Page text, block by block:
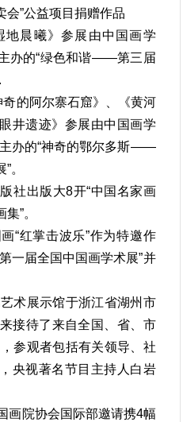
会”公益项目捐赠作品
地晨曦》参展由中国画学
办的“绿色和谐——第三届
的阿尔寨石窟》、《黄河
井遗迹》参展由中国画学
办的“神奇的鄂尔多斯——
。
社出版大8开“中国名家画
”。
“红掌击波乐”作为特邀作
一届全国中国画学术展”并
术展示馆于浙江省湖州市
接待了来自全国、省、市
参观者包括有关领导、社
央视著名节目主持人白岩
画院协会国际部邀请携4幅